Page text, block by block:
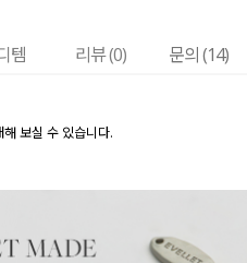
템 리뷰 (0) 문의 (14)
보실 수 있습니다.